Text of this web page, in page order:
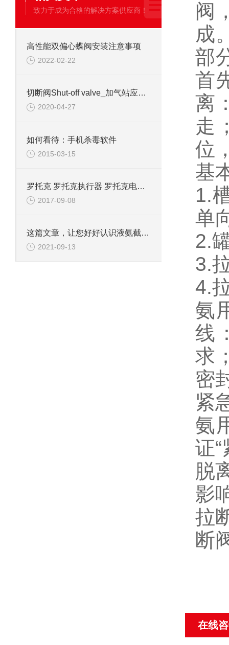
阀
成
部
首
离
走
位
基
1.
单
2.
3.
4.
氨
线
求
密
紧
氨
证
脱
影
拉
断
在线
致力于成为合格的解决方案供应商！
高性能双偏心蝶阀安装注意事项
2022-02-22
切断阀Shut-off valve_加气站应用案例
2020-04-27
如何看待：手机杀毒软件
2015-03-15
罗托克 罗托克执行器 罗托克电动执行器
2017-09-08
这篇文章，让您好好认识液氨截止阀
2021-09-13